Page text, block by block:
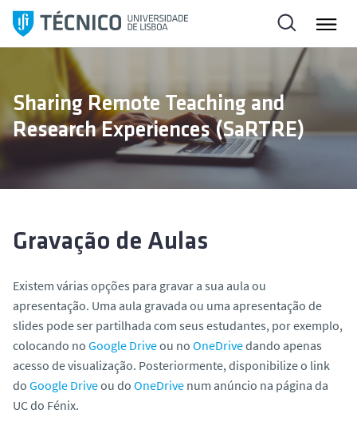
l
p
a
Sharing Remote Teaching and
Research Experiences (SaRTRE)
Gravação de Aulas
Existem várias opções para gravar a sua aula ou
apresentação. Uma aula gravada ou uma apresentação de
slides pode ser partilhada com seus estudantes, por exemplo,
colocando no Google Driveou no OneDrivedando apenas
acesso de visualização. Posteriormente, disponibilize o link
do Google Driveou do OneDrive num anúncio na página da
UC do Fénix.